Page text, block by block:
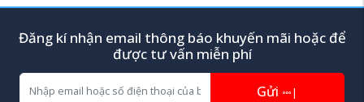
theo yêu cầu của khách hàn
Đăng kí nhận email thông báo khuyến mãi hoặc để
được tư vấn miễn phí
Gửi |